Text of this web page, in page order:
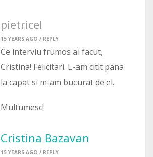
pietricel
15 YEARS AGO / REPLY
Ce interviu frumos ai facut,
Cristina! Felicitari. L-am citit pana
la capat si m-am bucurat de el.
Multumesc!
Cristina Bazavan
15 YEARS AGO / REPLY